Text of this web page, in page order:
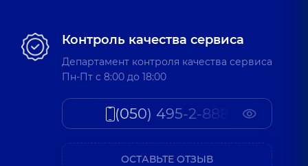
Контроль качества сервиса
Департамент контроля качества сервиса
Пн-Пт c 8:00 до 18:00
(050) 495-2-888
ОСТАВЬТЕ ОТЗЫВ